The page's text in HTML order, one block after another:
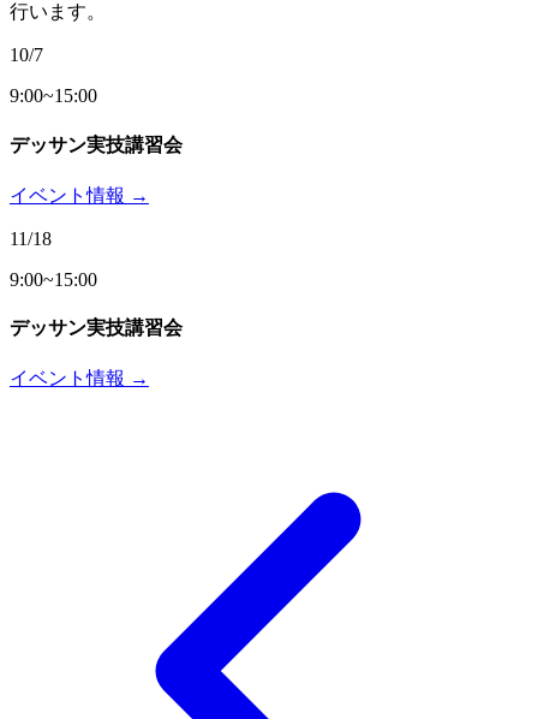
行います。
10/7
9:00~15:00
デッサン実技講習会
イベント情報 →
11/18
9:00~15:00
デッサン実技講習会
イベント情報 →